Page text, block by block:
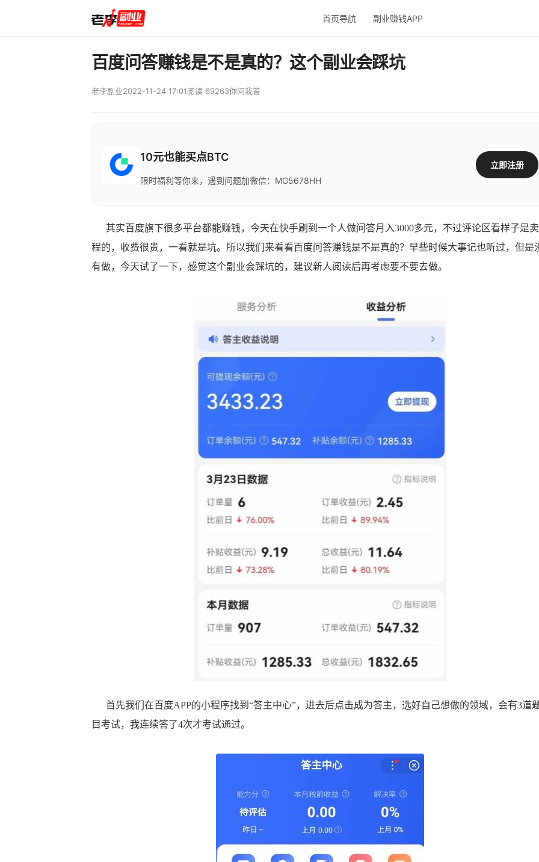
首页导航 副业赚钱APP
百度问答赚钱是不是真的？这个副业会踩坑
老李副业2022-11-24 17:01阅读 69263你问我答
10元也能买点BTC
限时福利等你来，遇到问题加微信：MG5678HH
立即注册
其实百度旗下很多平台都能赚钱，今天在快手刷到一个人做问答月入3000多元，不过评论区看样子是
程的，收费很贵，一看就是坑。所以我们来看看百度问答赚钱是不是真的？早些时候大事记也听过，但是
有做，今天试了一下，感觉这个副业会踩坑的，建议新人阅读后再考虑要不要去做。
首先我们在百度APP的小程序找到“答主中心”，进去后点击成为答主，选好自己想做的领域，会有3道
目考试，我连续答了4次才考试通过。